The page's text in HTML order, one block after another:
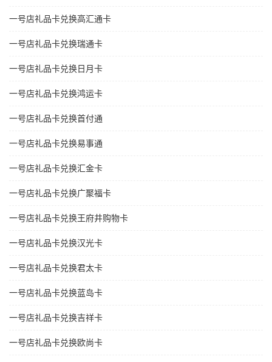
一号店礼品卡兑换高汇通卡
一号店礼品卡兑换瑞通卡
一号店礼品卡兑换日月卡
一号店礼品卡兑换鸿运卡
一号店礼品卡兑换首付通
一号店礼品卡兑换易事通
一号店礼品卡兑换汇金卡
一号店礼品卡兑换广聚福卡
一号店礼品卡兑换王府井购物卡
一号店礼品卡兑换汉光卡
一号店礼品卡兑换君太卡
一号店礼品卡兑换蓝岛卡
一号店礼品卡兑换吉祥卡
一号店礼品卡兑换欧尚卡